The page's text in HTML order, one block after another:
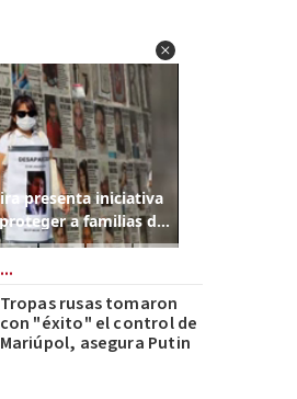
Tropas rusas tomaron
con "éxito" el control de
Mariúpol, asegura Putin